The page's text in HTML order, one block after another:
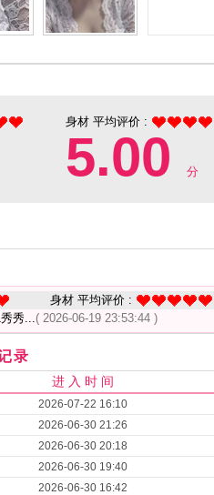
身材 平均评价 :
5.00 分
身材 平均评价 :
秀...( 2026-06-19 23:53:44 )
录
进 入 时 间
2026-07-22 16:10
2026-06-30 21:26
2026-06-30 20:18
2026-06-30 19:40
2026-06-30 16:42